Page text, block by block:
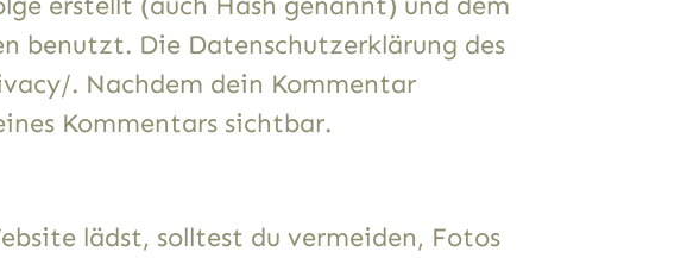
benutzt. Die Datenschutzerklärung des
. Nachdem dein Kommentar
Kommentars sichtbar.
lädst, solltest du vermeiden, Fotos